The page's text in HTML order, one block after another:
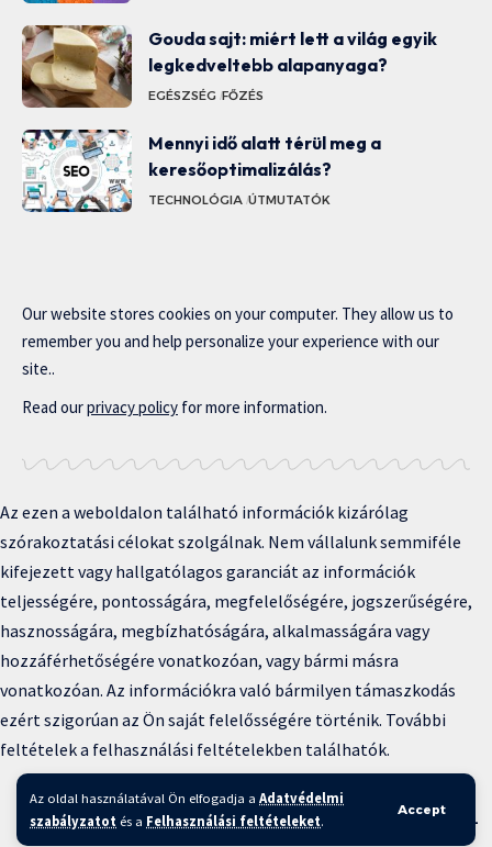
Az oldal használatával Ön elfogadja a Adatvédelmi
szabályzatot és a Felhasználási feltételeket.
Accept
Gouda sajt: miért lett a világ egyik
legkedveltebb alapanyaga?
EGÉSZSÉG FŐZÉS
Mennyi idő alatt térül meg a
keresőoptimalizálás?
TECHNOLÓGIA ÚTMUTATÓK
Our website stores cookies on your computer. They allow us to
remember you and help personalize your experience with our
site..
Read ourprivacy policy for more information.
Az ezen a weboldalon található információk kizárólag
szórakoztatási célokat szolgálnak. Nem vállalunk semmiféle
kifejezett vagy hallgatólagos garanciát az információk
teljességére, pontosságára, megfelelőségére, jogszerűségére,
hasznosságára, megbízhatóságára, alkalmasságára vagy
hozzáférhetőségére vonatkozóan, vagy bármi másra
vonatkozóan. Az információkra való bármilyen támaszkodás
ezért szigorúan az Ön saját felelősségére történik. További
feltételek a felhasználási feltételekben találhatók.
Copyright © 2025 BFKH.hu
Felhasználási feltételek –Adatvédelmi irányelvek – Kapcsolat –